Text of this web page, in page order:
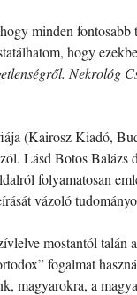
minden
hogy
Nekrológ
(Kairosz Kiadó,
Lásd Botos
folyamatosan
vázoló
mostantól talán
fogalmat
magyarokra, a